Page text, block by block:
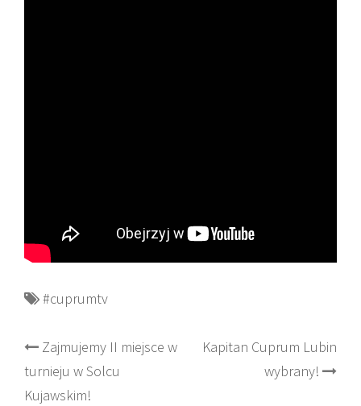
#cuprumtv
Post
navigation
Zajmujemy II miejsce w
turnieju w Solcu
Kujawskim!
Kapitan Cuprum Lubin
wybrany!